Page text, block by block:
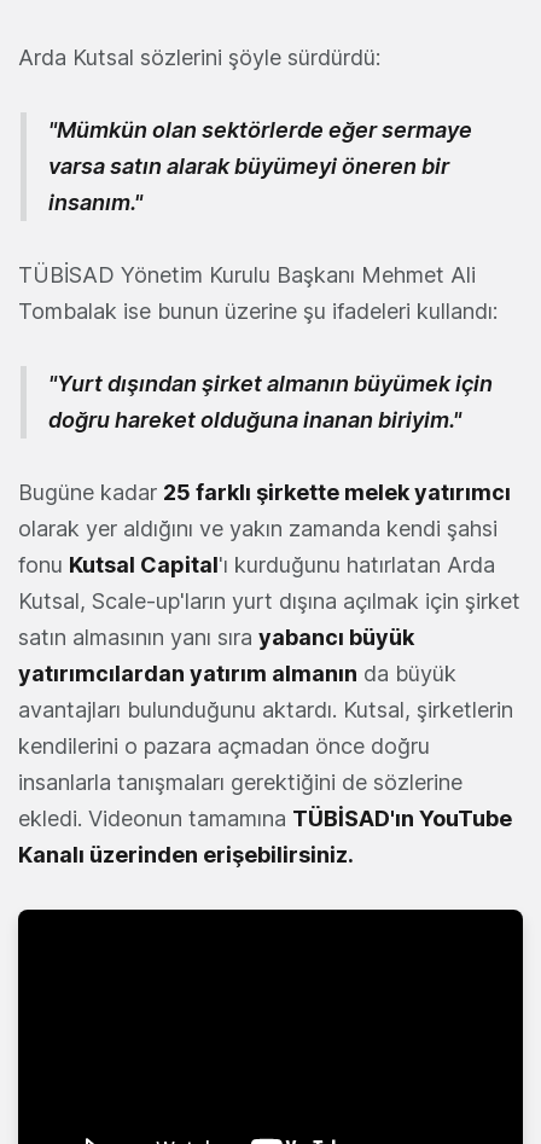
Arda Kutsal sözlerini şöyle sürdürdü:
"Mümkün olan sektörlerde eğer sermaye
varsa satın alarak büyümeyi öneren bir
insanım."
TÜBİSAD Yönetim Kurulu Başkanı Mehmet Ali
Tombalak ise bunun üzerine şu ifadeleri kullandı:
"Yurt dışından şirket almanın büyümek için
doğru hareket olduğuna inanan biriyim."
Bugüne kadar 25 farklı şirkette melek yatırımcı
olarak yer aldığını ve yakın zamanda kendi şahsi
fonu Kutsal Capital'ı kurduğunu hatırlatan Arda
Kutsal, Scale-up'ların yurt dışına açılmak için şirket
satın almasının yanı sıra yabancı büyük
yatırımcılardan yatırım almanın da büyük
avantajları bulunduğunu aktardı. Kutsal, şirketlerin
kendilerini o pazara açmadan önce doğru
insanlarla tanışmaları gerektiğini de sözlerine
ekledi. Videonun tamamına TÜBİSAD'ın YouTube
Kanalı üzerinden erişebilirsiniz.